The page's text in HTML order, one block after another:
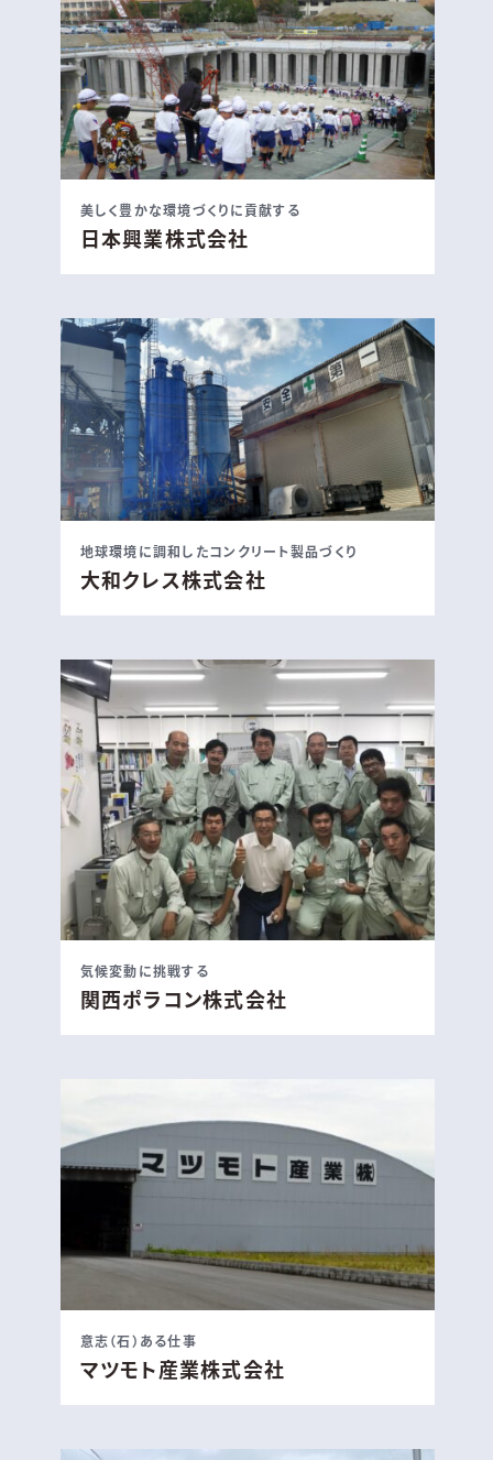
美しく豊かな環境づくりに貢献する
日本興業株式会社
地球環境に調和したコンクリート製品づくり
大和クレス株式会社
気候変動に挑戦する
関西ポラコン株式会社
意志（石）ある仕事
マツモト産業株式会社